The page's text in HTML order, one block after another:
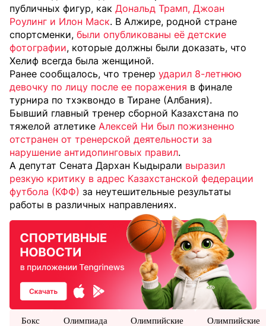
публичных фигур, как Дональд Трамп, Джоан
Роулинг и Илон Маск. В Алжире, родной стране
спортсменки, были опубликованы её детские
фотографии, которые должны были доказать, что
Хелиф всегда была женщиной.
Ранее сообщалось, что тренер ударил 8-летнюю
девочку по лицу после ее поражения в финале
турнира по тхэквондо в Тиране (Албания).
Бывший главный тренер сборной Казахстана по
тяжелой атлетике Алексей Ни был пожизненно
отстранен от тренерской деятельности за
нарушение антидопинговых правил.
А депутат Сената Дархан Кыдырали выразил
резкую критику в адрес Казахстанской федерации
футбола (КФФ) за неутешительные результаты
работы в различных направлениях.
Бокс Олимпиада
Олимпийские
Олимпийские